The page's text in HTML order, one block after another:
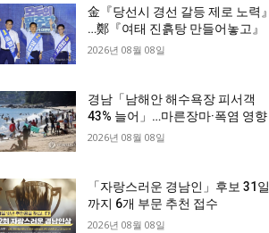
金『당선시 경선 갈등 제로 노력』
…鄭『여태 진흙탕 만들어놓고』
2026년 08월 08일
경남「남해안 해수욕장 피서객
43% 늘어」…마른장마·폭염 영향
2026년 08월 08일
「자랑스러운 경남인」후보 31일
까지 6개 부문 추천 접수
2026년 08월 08일